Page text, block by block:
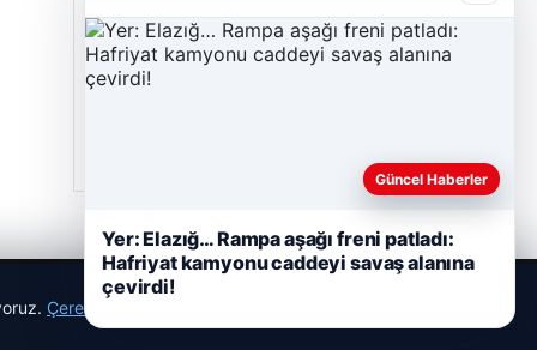
Prenses Night Club
Çerez Politikamız
Güncel Haberler
Yer: Elazığ… Rampa aşağı freni patladı:
Hafriyat kamyonu caddeyi savaş alanına
çevirdi!